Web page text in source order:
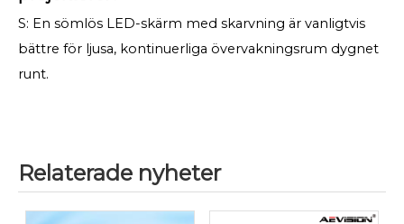
S: En sömlös LED-skärm med skarvning är vanligtvis
bättre för ljusa, kontinuerliga övervakningsrum dygnet
runt.
Relaterade nyheter